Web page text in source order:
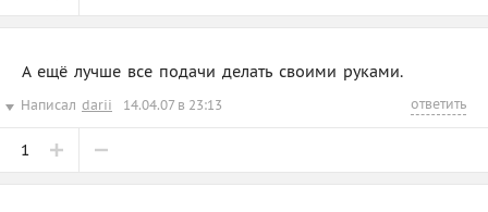
А ещё лучше все подачи делать своими руками.
Написал darii 14.04.07 в 23:13 ответить
1